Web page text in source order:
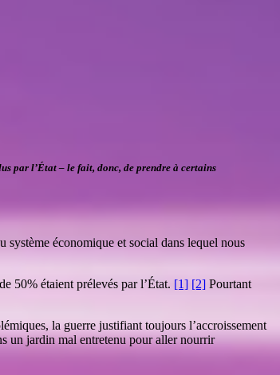
par l’État – le fait, donc, de prendre à certains
économique et social dans lequel nous
50% étaient prélevés par l’État. [1] [2] Pourtant
la guerre justifiant toujours l’accroissement
un jardin mal entretenu pour aller nourrir